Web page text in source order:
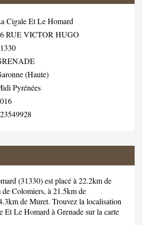
Cigale Et Le Homard
RUE VICTOR HUGO
(Haute)
Pyrénées
(31330) est placé à 22.2km de
Colomiers, à 21.5km de
de Muret. Trouvez la localisation
Et Le Homard à Grenade sur la carte